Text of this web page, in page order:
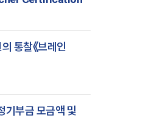
의 통찰《브레인
기부금 모금액 및